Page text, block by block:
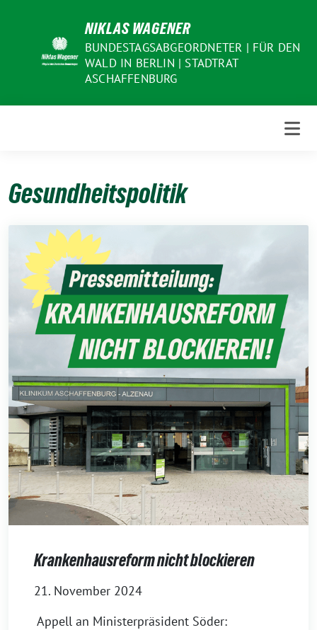
NIKLAS WAGENER
BUNDESTAGSABGEORDNETER | FÜR DEN
WALD IN BERLIN | STADTRAT
ASCHAFFENBURG
Gesundheitspolitik
Krankenhausreform nicht blockieren
21. November 2024
Appell an Ministerpräsident Söder: